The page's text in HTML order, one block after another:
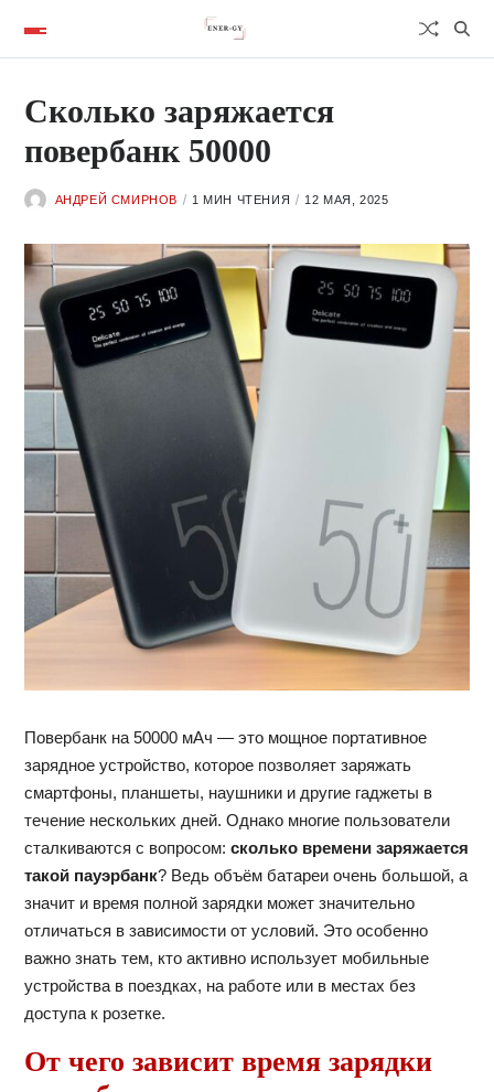
Сколько заряжается
повербанк 50000
АНДРЕЙ СМИРНОВ 1 МИН ЧТЕНИЯ 12 МАЯ, 2025
Повербанк на 50000 мАч — это мощное портативное
зарядное устройство, которое позволяет заряжать
смартфоны, планшеты, наушники и другие гаджеты в
течение нескольких дней. Однако многие пользователи
сталкиваются с вопросом: сколько времени заряжается
такой пауэрбанк? Ведь объём батареи очень большой, а
значит и время полной зарядки может значительно
отличаться в зависимости от условий. Это особенно
важно знать тем, кто активно использует мобильные
устройства в поездках, на работе или в местах без
доступа к розетке.
От чего зависит время зарядки